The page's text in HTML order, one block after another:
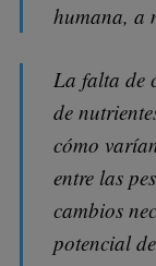
humana, a
La falta de
de
cómo
entre las
cambios
potencial